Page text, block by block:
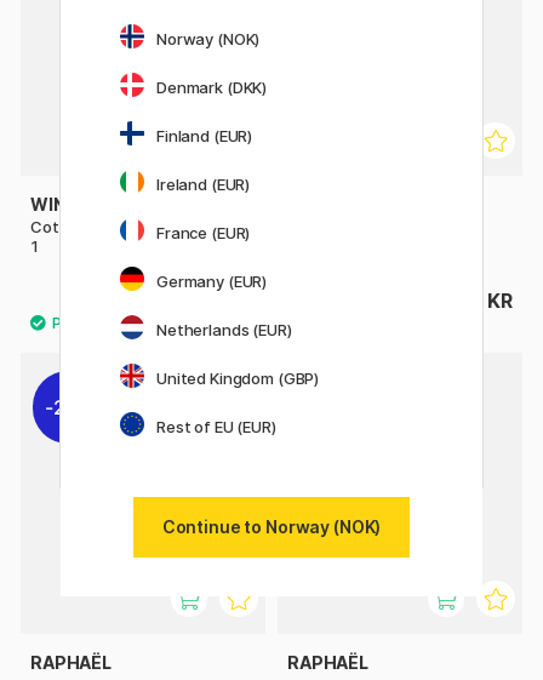
WINSOR & NEWTON
Cotman Pensel Rigger 333 St
1
299 KR
29%
RAPHAËL RAPHAËL
Norway (NOK)
Denmark (DKK)
Finland (EUR)
Ireland (EUR)
France (EUR)
Germany (EUR)
Netherlands (EUR)
United Kingdom (GBP)
Rest of EU (EUR)
Continue to Norway (NOK)